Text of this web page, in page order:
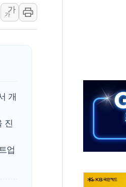
산 시민권 차단' 행정명령 서명…출생시
만간 끝날 것"…군수품 부족설 일축 "
르무즈 해협 재개방 합의 막바지.."美와
] 상임위·세미나·기자회견·주요 정당
정] 송영길·정청래·김민석 후보 - 8월
오후 2시 부동산정책 2차 점검회의…
가
가
개
진
업